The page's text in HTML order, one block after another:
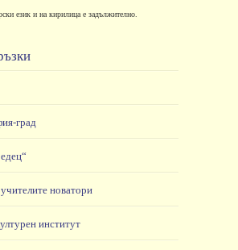
език и на кирилица е задължително.
град
новатори
институт